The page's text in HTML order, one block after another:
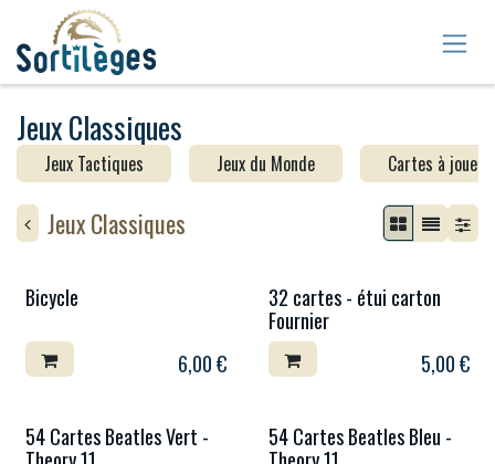
Se rendre au contenu
Jeux Classiques
Jeux Tactiques Jeux du Monde Cartes à jouer
Jeux Classiques
Bicycle
6,00€
32 cartes - étui carton
Fournier
5,00€
54 Cartes Beatles Vert -
54 Cartes Beatles Bleu -